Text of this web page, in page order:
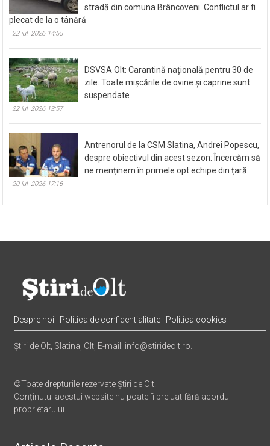
stradă din comuna Brâncoveni. Conflictul ar fi
plecat de la o tânără
22 iul. 2026 14:55
DSVSA Olt: Carantină națională pentru 30 de
zile. Toate mișcările de ovine și caprine sunt
suspendate
22 iul. 2026 13:57
Antrenorul de la CSM Slatina, Andrei Popescu,
despre obiectivul din acest sezon: Încercăm să
ne menținem în primele opt echipe din țară
20 iul. 2026 17:16
Despre noi Politica de confidentialitate Politica cookies
Știri de Olt, Slatina, Olt, E-mail: info@stirideolt.ro.
©Toate drepturile rezervate Știri de Olt.
Conținutul acestui website nu poate fi preluat fără acordul
proprietarului.